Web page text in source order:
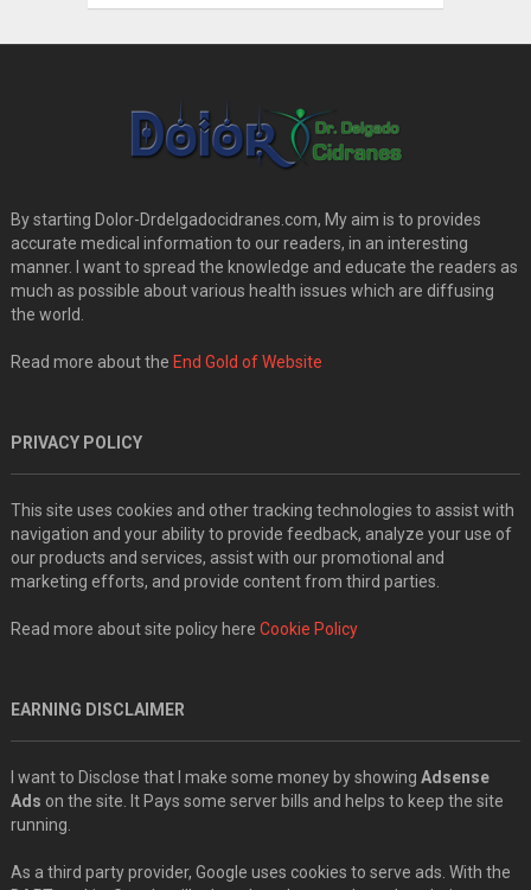
By starting Dolor-Drdelgadocidranes.com, My aim is to provides
accurate medical information to our readers, in an interesting
manner. I want to spread the knowledge and educate the readers as
much as possible about various health issues which are diffusing
the world.
Read more about the End Gold of Website
PRIVACY POLICY
This site uses cookies and other tracking technologies to assist with
navigation and your ability to provide feedback, analyze your use of
our products and services, assist with our promotional and
marketing efforts, and provide content from third parties.
Read more about site policy here Cookie Policy
EARNING DISCLAIMER
I want to Disclose that I make some money by showing Adsense
Ads on the site. It Pays some server bills and helps to keep the site
running.
As a third party provider, Google uses cookies to serve ads. With the